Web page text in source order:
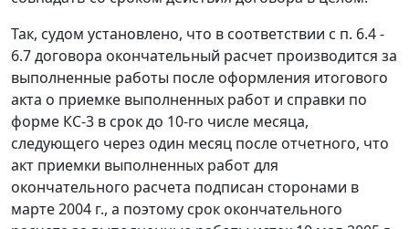
Так, судом установлено, что в соответствии с п. 6.4 -
6.7 договора окончательный расчет производится за
выполненные работы после оформления итогового
акта о приемке выполненных работ и справки по
форме КС-3 в срок до 10-го числе месяца,
следующего через один месяц после отчетного, что
акт приемки выполненных работ для
окончательного расчета подписан сторонами в
марте 2004 г., а поэтому срок окончательного